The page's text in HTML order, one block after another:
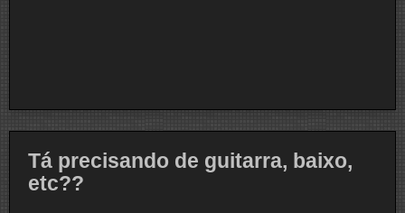
Tá precisando de guitarra, baixo,
etc??